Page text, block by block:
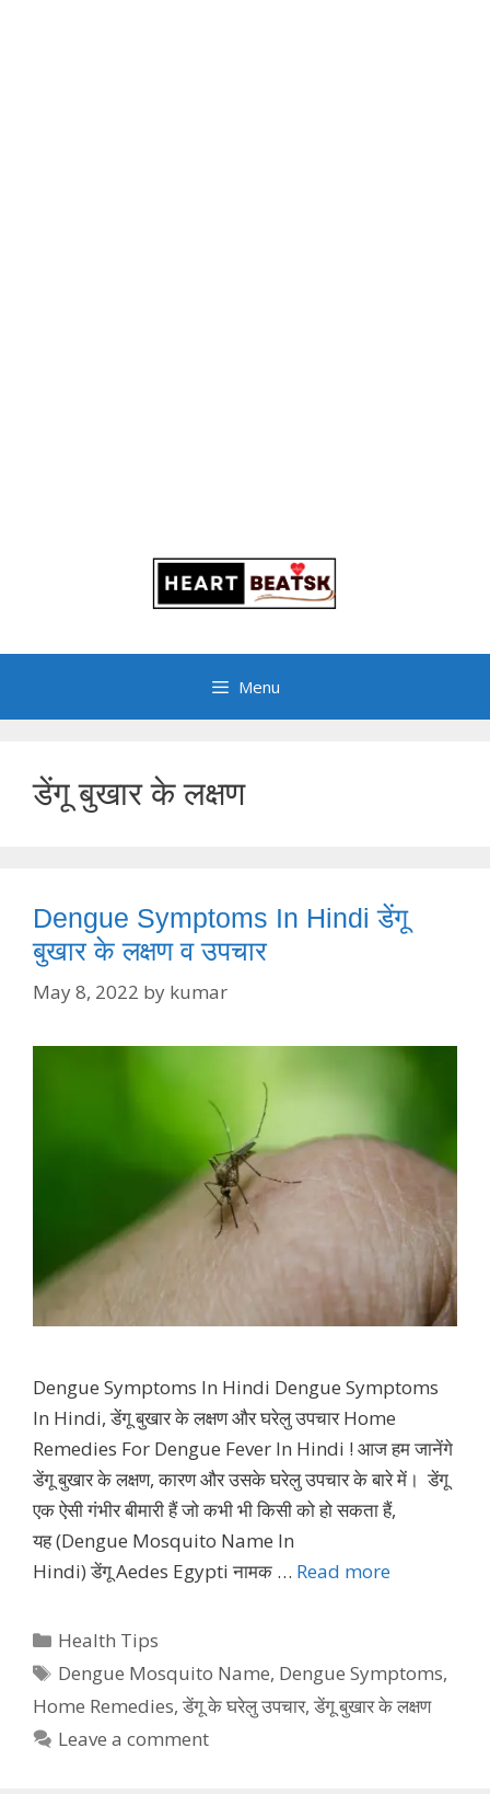
Menu
डेंगू बुखार के लक्षण
Dengue Symptoms In Hindi डेंगू
बुखार के लक्षण व उपचार
May 8, 2022 by kumar
Dengue Symptoms In Hindi Dengue Symptoms
In Hindi, डेंगू बुखार के लक्षण और घरेलु उपचार Home
Remedies For Dengue Fever In Hindi ! आज हम जानेंगे
डेंगू बुखार के लक्षण, कारण और उसके घरेलु उपचार के बारे में। डेंगू
एक ऐसी गंभीर बीमारी हैं जो कभी भी किसी को हो सकता हैं,
यह (Dengue Mosquito Name In
Hindi) डेंगू Aedes Egypti नामक … Read more
Categories
Health Tips
Tags
Dengue Mosquito Name, Dengue Symptoms,
Home Remedies, डेंगू के घरेलु उपचार, डेंगू बुखार के लक्षण
Leave a comment